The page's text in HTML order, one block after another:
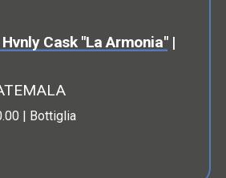
Cask "La Armonia"|
| Bottiglia